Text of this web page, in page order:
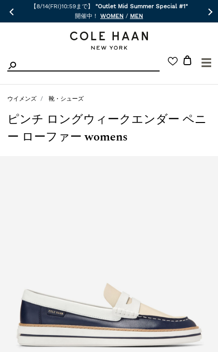
【8/14(FRI)10:59まで】
"Outlet Mid Summer Special #1"
開催中！ WOMEN / MEN
☰
ウイメンズ 靴・シューズ
ピンチ ロングウィークエンダー ペニ
ー ローファー womens